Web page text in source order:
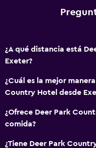
¿A qué distancia está
Exeter?
¿Cuál es la mejor
Country Hotel desde
¿Ofrece Deer Park
comida?
¿Tiene Deer Park